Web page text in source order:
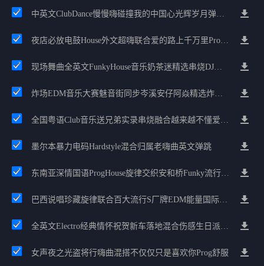
中英文ClubDance慢慢嗨碰撞我的中国心光辉岁月弹鼓车载
夜店必放电鼓House外文超嗨联合爱的路上千万里Prog包房漫步上头
现场舞曲全英文FunkyHouse音乐奶茶迷精选串烧DJ阿亮
炸场EDM音乐大赛魅音街同步岑溪安仔阿焱精选炸场歌路串烧
全国粤语Club音乐送兄弟实录串烧融合越来越不懂爱的哲学遗憾专辑
墨尔本暴力电码Hardstyle混合归属老嗨曲英文弹跳
东南亚深情国语ProgHouse旋律交织安和桥Funky流行情怀串烧
巴西说唱珍藏旋律联合百大流行S厂牌EDM能量国际电音串烧
全英文Electro经典情怀祝贺新车落地混合伤感生日派对中文Club串烧
女声夜之光盗将行嗨曲混搭不仅仅只是喜欢你Prog舒服